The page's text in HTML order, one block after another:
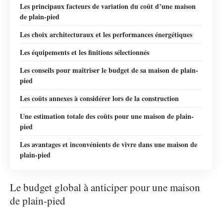
Les principaux facteurs de variation du coût d’une maison
de plain-pied
Les choix architecturaux et les performances énergétiques
Les équipements et les finitions sélectionnés
Les conseils pour maîtriser le budget de sa maison de plain-
pied
Les coûts annexes à considérer lors de la construction
Une estimation totale des coûts pour une maison de plain-
pied
Les avantages et inconvénients de vivre dans une maison de
plain-pied
Le budget global à anticiper pour une maison
de plain-pied